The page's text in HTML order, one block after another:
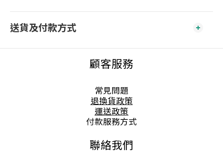
送貨及付款方式
顧客服務
常見問題
退換貨政策
運送政策
付款服務方式
聯絡我們